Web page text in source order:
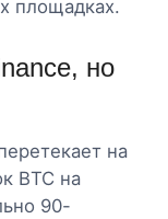
площадках.
но
на
BTC на
90-